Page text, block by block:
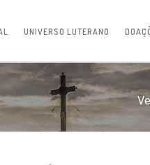
UNIVERSO LUTERANO